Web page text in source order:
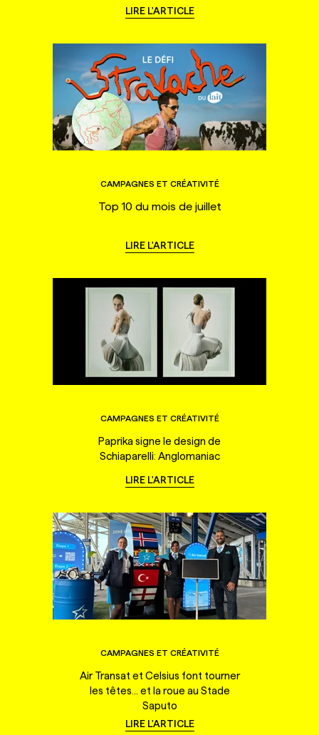
LIRE L'ARTICLE
CAMPAGNES ET CRÉATIVITÉ
Top 10 du mois de juillet
LIRE L'ARTICLE
CAMPAGNES ET CRÉATIVITÉ
Paprika signe le design de
Schiaparelli: Anglomaniac
LIRE L'ARTICLE
CAMPAGNES ET CRÉATIVITÉ
Air Transat et Celsius font tourner
les têtes... et la roue au Stade
Saputo
LIRE L'ARTICLE